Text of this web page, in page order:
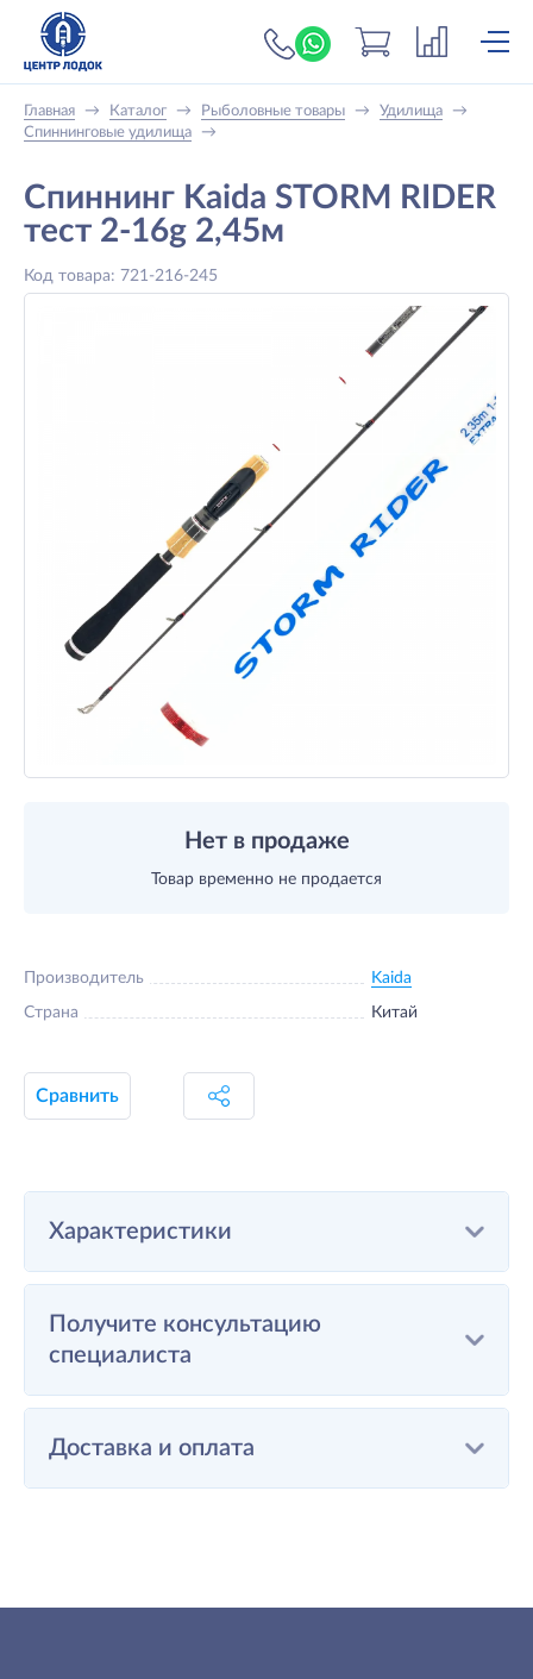
+7 (919) 698-56-
Главная → Каталог → Рыболовные товары → Удилища
→
Спиннинговые удилища
→
Спиннинг Kaida STORM RIDER
тест 2-16g 2,45м
Код товара: 721-216-245
Нет в продаже
Товар временно не продается
Производитель Kaida
Страна Китай
Сравнить
Характеристики
Получите консультацию
специалиста
Доставка и оплата